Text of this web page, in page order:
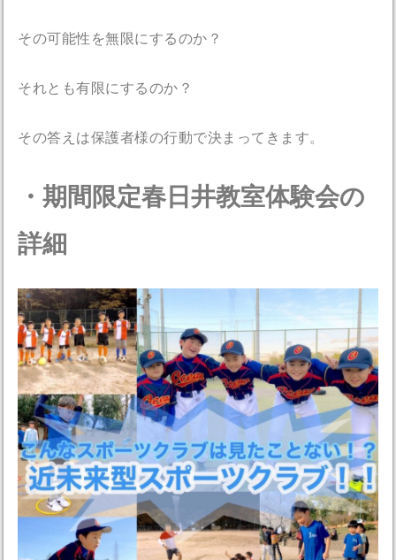
その可能性を無限にするのか？
それとも有限にするのか？
その答えは保護者様の行動で決まってきます。
・期間限定春日井教室体験会の
詳細